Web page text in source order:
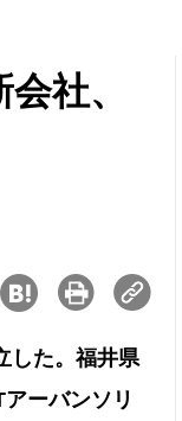
社、
した。福井県
ーバンソリ